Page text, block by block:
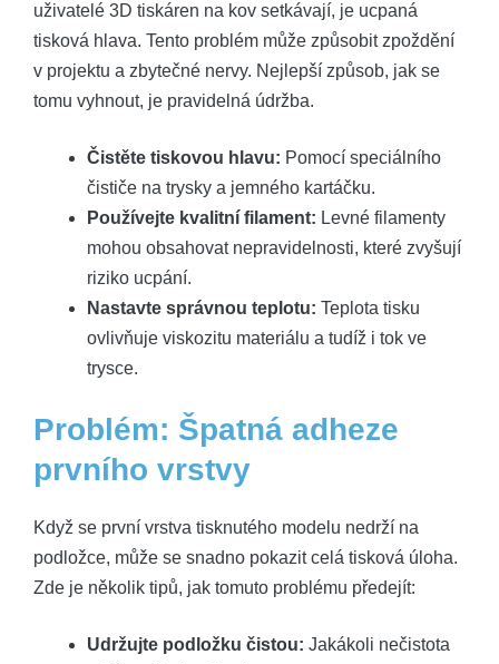
uživatelé 3D tiskáren na kov setkávají, je ucpaná
tisková hlava. Tento problém může způsobit zpoždění
v projektu a zbytečné nervy. Nejlepší způsob, jak se
tomu vyhnout, je pravidelná údržba.
Čistěte tiskovou hlavu: Pomocí speciálního
čističe na trysky a jemného kartáčku.
Používejte kvalitní filament: Levné filamenty
mohou obsahovat nepravidelnosti, které zvyšují
riziko ucpání.
Nastavte správnou teplotu: Teplota tisku
ovlivňuje viskozitu materiálu a tudíž i tok ve
trysce.
Problém: Špatná adheze
prvního vrstvy
Když se první vrstva tisknutého modelu nedrží na
podložce, může se snadno pokazit celá tisková úloha.
Zde je několik tipů, jak tomuto problému předejít:
Udržujte podložku čistou: Jakákoli nečistota